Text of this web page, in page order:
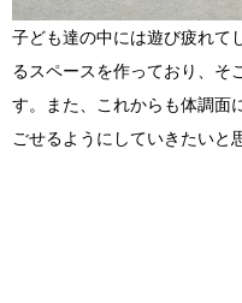
子ども達の中には遊び疲れて
るスペースを作っており、そ
す。また、これからも体調面
ごせるようにしていきたいと